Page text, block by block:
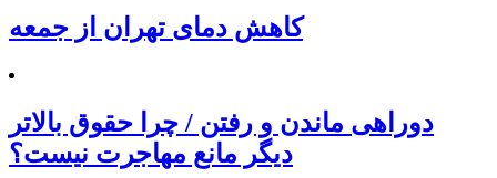
کاهش دمای تهران از جمعه
دوراهی ماندن و رفتن / چرا حقوق بالاتر
دیگر مانع مهاجرت نیست؟